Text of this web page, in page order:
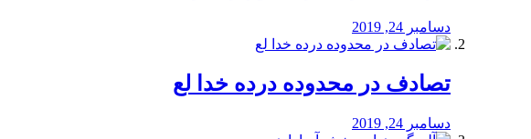
دسامبر 24, 2019
تصادف در محدوده درده خدا لع
دسامبر 24, 2019